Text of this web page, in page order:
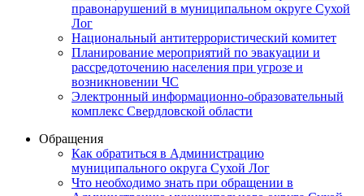
правонарушений в муниципальном округе Сухой
Лог
Национальный антитеррористический комитет
Планирование мероприятий по эвакуации и
рассредоточению населения при угрозе и
возникновении ЧС
Электронный информационно-образовательный
комплекс Свердловской области
Обращения
Как обратиться в Администрацию
муниципального округа Сухой Лог
Что необходимо знать при обращении в